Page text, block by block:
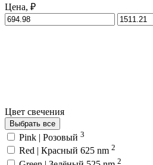
Цена, ₽
Цвет свечения
Выбрать все
Pink | Розовый 3
Red | Красный 625 nm 2
2